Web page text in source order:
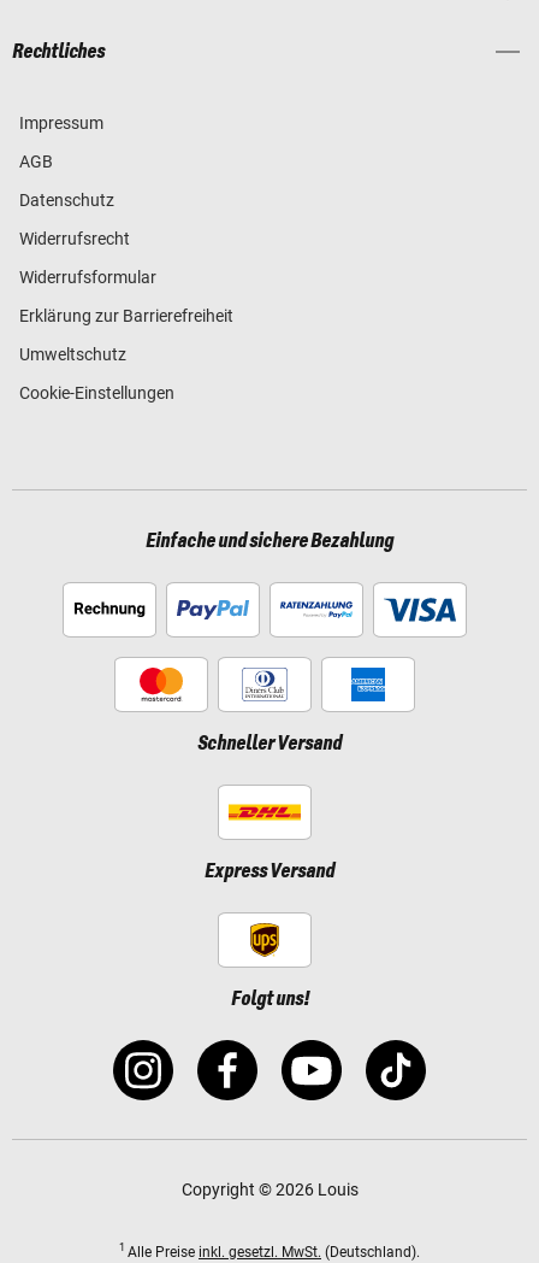
Rechtliches
Impressum
AGB
Datenschutz
Widerrufsrecht
Widerrufsformular
Erklärung zur Barrierefreiheit
Umweltschutz
Cookie-Einstellungen
Einfache und sichere Bezahlung
Schneller Versand
Express Versand
Folgt uns!
Copyright © 2026 Louis
1 Alle Preise inkl. gesetzl. MwSt. (Deutschland).